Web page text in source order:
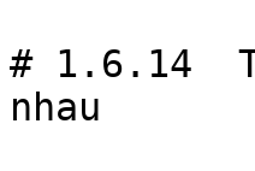
# 1.6.14
nhau